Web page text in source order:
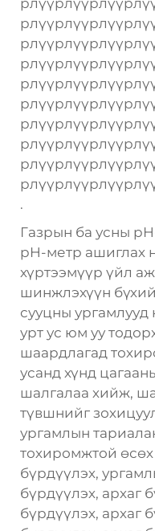
.
Газрын ба усны
pH-метр ашиглах
хүртээмүүр үйл
шинжлэхүүн
сууцны ургамлууд
урт ус юм уу
шаардлагад
усанд хүнд
шалгалаа хийж,
түвшнийг
ургамлын
тохиромжтой
бүрдүүлэх,
бүрдүүлэх, архаг
бүрдүүлэх, архаг